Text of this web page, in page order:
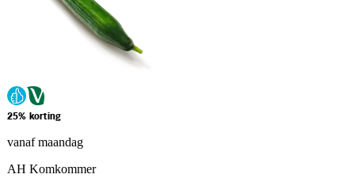
25% korting
vanaf maandag
AH Komkommer